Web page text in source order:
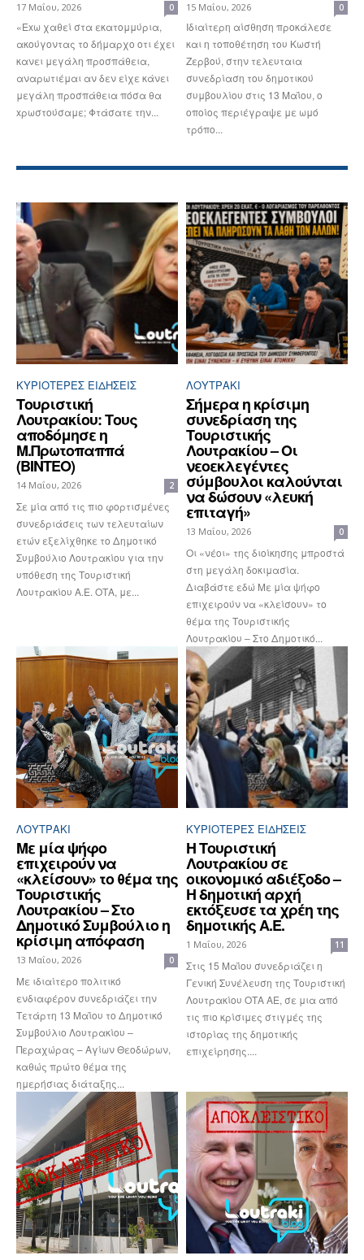
17 Μαΐου, 2026 0
«Exω χαθεί στα εκατομμύρια,
ακούγοντας το δήμαρχο οτι έχει
κανει μεγάλη προσπάθεια,
αναρωτιέμαι αν δεν είχε κάνει
μεγάλη προσπάθεια πόσα θα
xρωστούσαμε; Φτάσατε την...
15 Μαΐου, 2026 0
Ιδιαίτερη αίσθηση προκάλεσε
και η τοποθέτηση του Κωστή
Ζερβού, στην τελευταια
συνεδρίαση του δημοτικού
συμβουλίου στις 13 Μαΐου, ο
οποίος περιέγραψε με ωμό
τρόπο...
ΚΥΡΙΌΤΕΡΕΣ ΕΙΔΉΣΕΙΣ
Τουριστική
Λουτρακίου: Τους
αποδόμησε η
Μ.Πρωτοπαππά
(ΒΙΝΤΕΟ)
14 Μαΐου, 2026 2
Σε μία από τις πιο φορτισμένες
συνεδριάσεις των τελευταίων
ετών εξελίχθηκε το Δημοτικό
Συμβούλιο Λουτρακίου για την
υπόθεση της Τουριστική
Λουτρακίου Α.Ε. ΟΤΑ, με...
ΛΟΥΤΡΆΚΙ
Σήμερα η κρίσιμη
συνεδρίαση της
Τουριστικής
Λουτρακίου – Οι
νεοεκλεγέντες
σύμβουλοι καλούνται
να δώσουν «λευκή
επιταγή»
13 Μαΐου, 2026 0
Οι «νέοι» της διοίκησης μπροστά
στη μεγάλη δοκιμασία.
Διαβάστε εδώ Με μία ψήφο
επιχειρούν να «κλείσουν» το
θέμα της Τουριστικής
Λουτρακίου – Στο Δημοτικό...
ΛΟΥΤΡΆΚΙ
Με μία ψήφο
επιχειρούν να
«κλείσουν» το θέμα της
Τουριστικής
Λουτρακίου – Στο
Δημοτικό Συμβούλιο η
κρίσιμη απόφαση
13 Μαΐου, 2026 0
Με ιδιαίτερο πολιτικό
ενδιαφέρον συνεδριάζει την
Τετάρτη 13 Μαΐου το Δημοτικό
Συμβούλιο Λουτρακίου –
Περαχώρας – Αγίων Θεοδώρων,
καθώς πρώτο θέμα της
ημερήσιας διάταξης...
ΚΥΡΙΌΤΕΡΕΣ ΕΙΔΉΣΕΙΣ
Η Τουριστική
Λουτρακίου σε
οικονομικό αδιέξοδο –
Η δημοτική αρχή
εκτόξευσε τα χρέη της
δημοτικής Α.Ε.
1 Μαΐου, 2026 11
Στις 15 Μαΐου συνεδριάζει η
Γενική Συνέλευση της Τουριστική
Λουτρακίου ΟΤΑ ΑΕ, σε μια από
τις πιο κρίσιμες στιγμές της
ιστορίας της δημοτικής
επιχείρησης....